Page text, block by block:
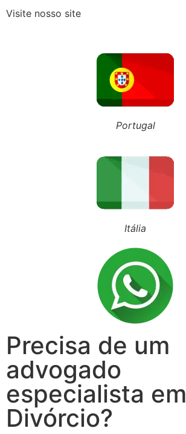
Siga nosso Tiktok
Precisa de um
advogado
especialista em
Divórcio?
Visite nosso site
Portugal
Itália